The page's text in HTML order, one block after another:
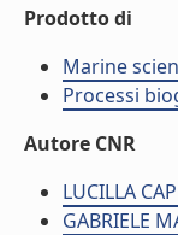
Prodotto di
Marine
Processi
Autore CNR
LUCILLA
GABRIELE